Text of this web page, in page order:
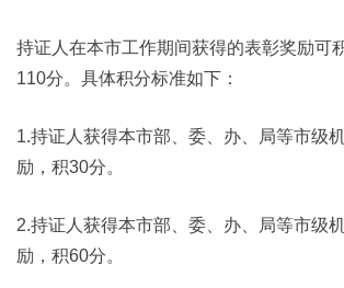
持证人在本市工作期间获得的表彰奖励可
110分。具体积分标准如下：
1.持证人获得本市部、委、办、局等市级
励，积30分。
2.持证人获得本市部、委、办、局等市级
励，积60分。